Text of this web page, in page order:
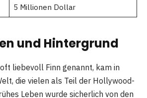
5 Millionen Dollar
und Hintergrund
liebevoll Finn genannt, kam in
die vielen als Teil der Hollywood-
Leben wurde sicherlich von den